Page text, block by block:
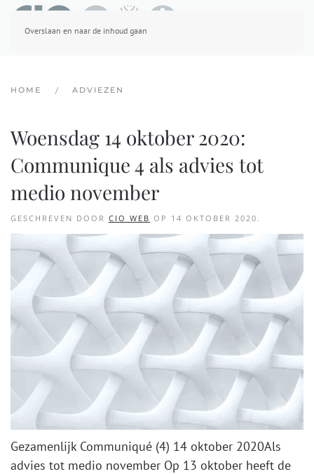
Overslaan en naar de inhoud gaan
HOME ADVIEZEN
Woensdag 14 oktober 2020:
Communique 4 als advies tot
medio november
GESCHREVEN DOOR CIO WEB OP 14 OKTOBER 2020 .
Gezamenlijk Communiqué (4) 14 oktober 2020Als
advies tot medio november Op 13 oktober heeft de